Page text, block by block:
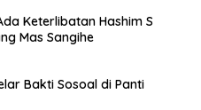
Keterlibatan Hashim S
Mas Sangihe
Bakti Sosoal di Panti